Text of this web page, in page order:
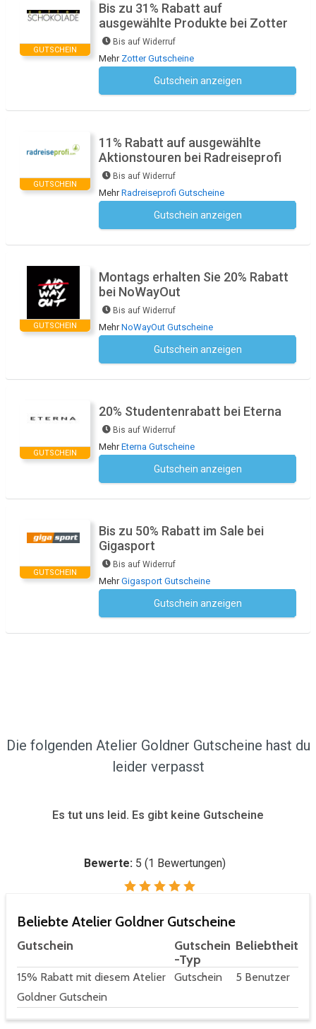
GUTSCHEIN
Bis zu 31% Rabatt auf
ausgewählte Produkte bei Zotter
Bis auf Widerruf
Mehr Zotter Gutscheine
Gutschein anzeigen
GUTSCHEIN
11% Rabatt auf ausgewählte
Aktionstouren bei Radreiseprofi
Bis auf Widerruf
MehrRadreiseprofi Gutscheine
Gutschein anzeigen
GUTSCHEIN
Montags erhalten Sie 20% Rabatt
bei NoWayOut
Bis auf Widerruf
MehrNoWayOut Gutscheine
Gutschein anzeigen
GUTSCHEIN
20% Studentenrabatt bei Eterna
Bis auf Widerruf
MehrEterna Gutscheine
Gutschein anzeigen
GUTSCHEIN
Bis zu 50% Rabatt im Sale bei
Gigasport
Bis auf Widerruf
MehrGigasport Gutscheine
Gutschein anzeigen
Die folgenden Atelier Goldner Gutscheine hast du
leider verpasst
Es tut uns leid. Es gibt keine Gutscheine
Bewerte: 5 (1 Bewertungen)
Beliebte Atelier Goldner Gutscheine
Gutschein
Gutschein
-Typ
Beliebtheit
15% Rabatt mit diesem Atelier
Goldner Gutschein
Gutschein 5 Benutzer